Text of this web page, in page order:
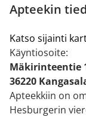
Apteekin
Katso sijainti
Käyntiosoite:
Mäkirinteentie
36220
Apteekkiin on
Hesburgerin